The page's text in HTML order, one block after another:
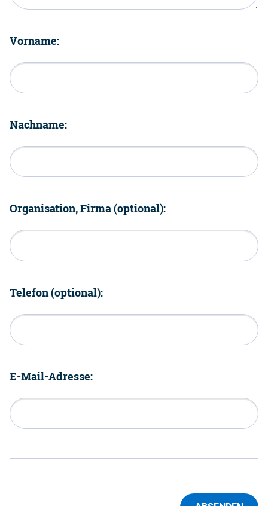
Vorname:
Nachname:
Organisation, Firma (optional):
Telefon (optional):
E-Mail-Adresse: